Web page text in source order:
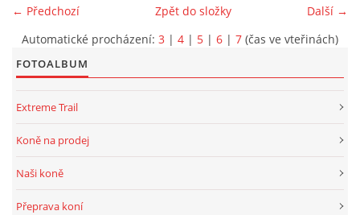
← Předchozí Další →
Zpět do složky
Automatické procházení: 3 | 4 | 5 | 6 | 7 (čas ve vteřinách)
FOTOALBUM
Extreme Trail
Koně na prodej
Naši koně
Přeprava koní